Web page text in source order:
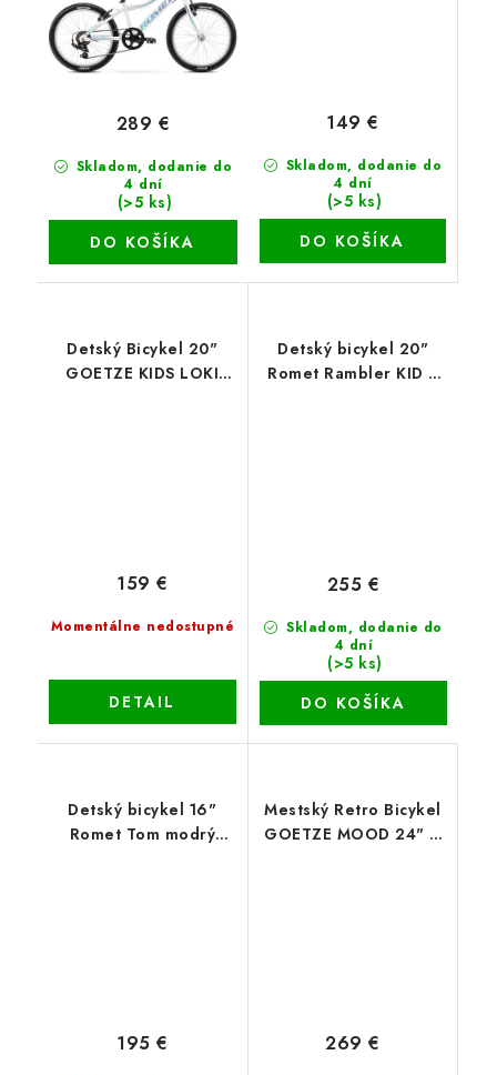
Skladom, dodanie do
4 dní
(>5 ks)
289 €
DO KOŠÍKA
Skladom, dodanie do
4 dní
(>5 ks)
149 €
DO KOŠÍKA
Detský Bicykel 20"
GOETZE KIDS LOKI
Momentálne nedostupné
159 €
DETAIL
Detský bicykel 20"
Romet Rambler KID 2
Skladom, dodanie do
4 dní
(>5 ks)
255 €
DO KOŠÍKA
Detský bicykel 16"
Romet Tom modrý
195 €
Mestský Retro Bicykel
GOETZE MOOD 24" 6
269 €